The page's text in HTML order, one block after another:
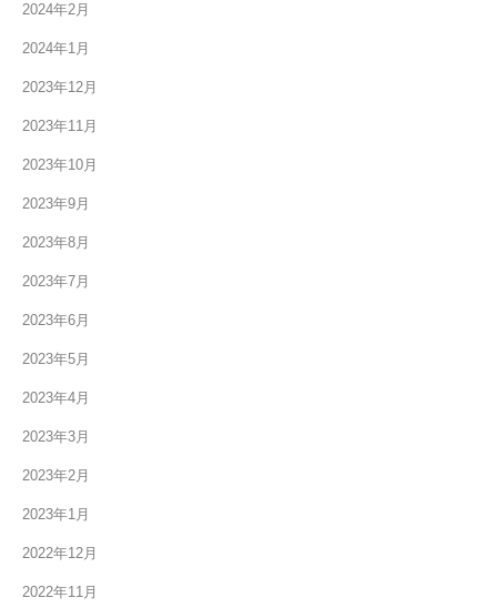
2024年2月
2024年1月
2023年12月
2023年11月
2023年10月
2023年9月
2023年8月
2023年7月
2023年6月
2023年5月
2023年4月
2023年3月
2023年2月
2023年1月
2022年12月
2022年11月